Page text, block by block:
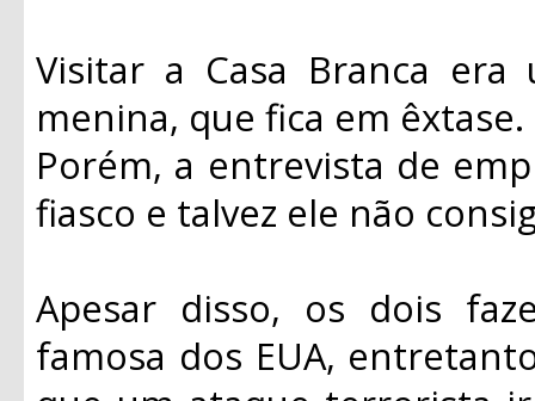
Visitar a Casa Branca
menina, que fica em êxtase.
Porém, a entrevista de
fiasco e talvez ele não
Apesar disso, os dois
famosa dos EUA,